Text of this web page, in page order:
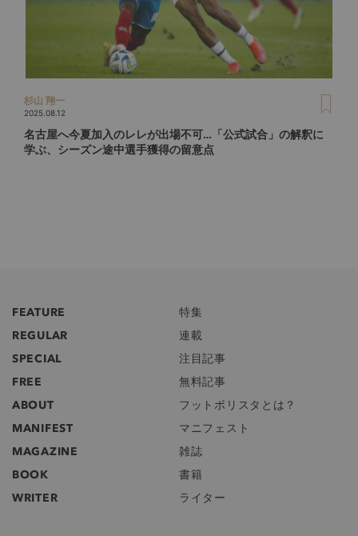
杉山 翔一
2025.08.12
名古屋へ今夏加入のレレが出場不可…「公式試合」の解釈に
学ぶ、シーズン途中選手獲得の留意点
FEATURE
特集
REGULAR
連載
SPECIAL
注目記事
FREE
無料記事
ABOUT
フットボリスタとは？
MANIFEST
マニフェスト
MAGAZINE
雑誌
BOOK
書籍
WRITER
ライター